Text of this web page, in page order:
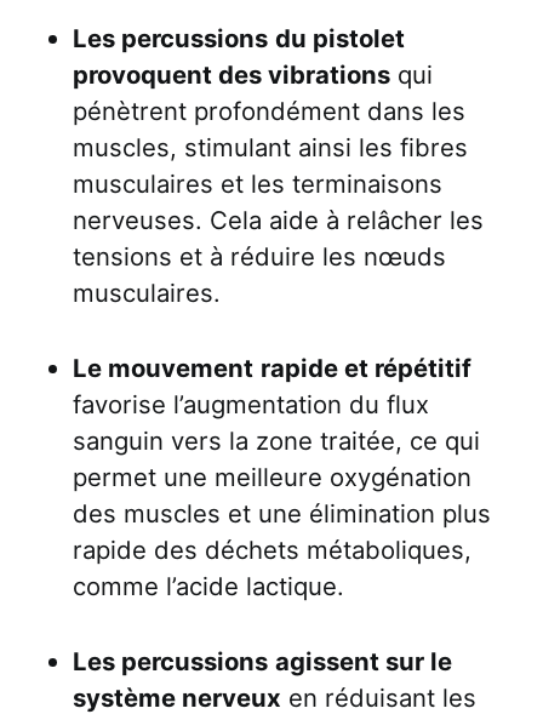
Les percussions du pistolet
provoquent des vibrations qui
pénètrent profondément dans les
muscles, stimulant ainsi les fibres
musculaires et les terminaisons
nerveuses. Cela aide à relâcher les
tensions et à réduire les nœuds
musculaires.
Le mouvement rapide et répétitif
favorise l’augmentation du flux
sanguin vers la zone traitée, ce qui
permet une meilleure oxygénation
des muscles et une élimination plus
rapide des déchets métaboliques,
comme l’acide lactique.
Les percussions agissent sur le
système nerveux en réduisant les